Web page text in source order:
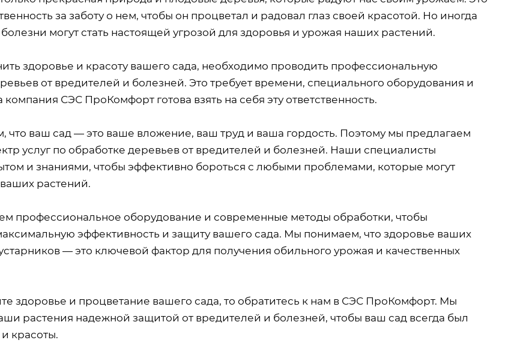
за заботу о нем, чтобы он процветал и радовал глаз своей красотой. Но иногда
могут стать настоящей угрозой для здоровья и урожая наших растений.
здоровье и красоту вашего сада, необходимо проводить профессиональную
от вредителей и болезней. Это требует времени, специального оборудования и
СЭС ПроКомфорт готова взять на себя эту ответственность.
что ваш сад — это ваше вложение, ваш труд и ваша гордость. Поэтому мы предлагаем
услуг по обработке деревьев от вредителей и болезней. Наши специалисты
и знаниями, чтобы эффективно бороться с любыми проблемами, которые могут
ваших растений.
профессиональное оборудование и современные методы обработки, чтобы
эффективность и защиту вашего сада. Мы понимаем, что здоровье ваших
— это ключевой фактор для получения обильного урожая и качественных
здоровье и процветание вашего сада, то обратитесь к нам в СЭС ПроКомфорт. Мы
растения надежной защитой от вредителей и болезней, чтобы ваш сад всегда был
красоты.